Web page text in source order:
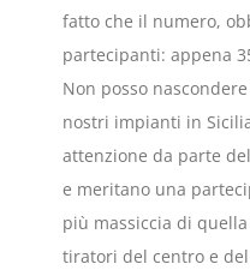
fatto che il numero,
partecipanti: appena
Non posso
nostri impianti in
attenzione da parte
e meritano una
più massiccia di
tiratori del centro e